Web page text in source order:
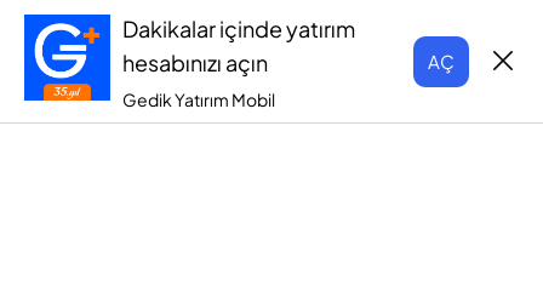
Dakikalar içinde yatırım
hesabınızı açın
Gedik Yatırım Mobil
AÇ